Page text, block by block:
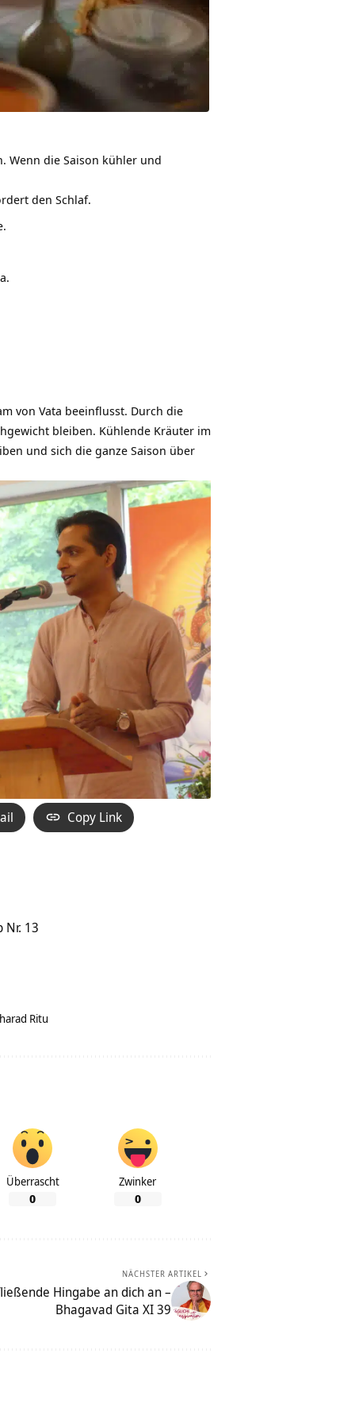
Wenn die Saison kühler und
den Schlaf.
von Vata beeinflusst. Durch die
bleiben. Kühlende Kräuter im
und sich die ganze Saison über
Copy Link
Nr. 13
Ritu
Überrascht
0
Zwinker
0
NÄCHSTER ARTIKEL
Hingabe an dich an –
Bhagavad Gita XI 39